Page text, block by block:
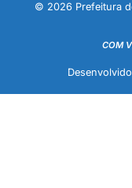
© 2026 Prefeitura
COM